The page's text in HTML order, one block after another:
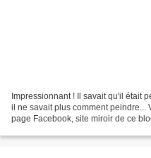
Impressionnant ! Il savait qu'il était
il ne savait plus comment peindre... Vous pouvez retrouver ces articles sur la
page Facebook, site miroir de ce